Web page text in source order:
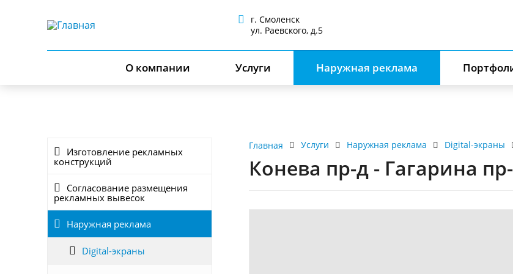
г. Смоленск
ул. Раевского, д.5
О компании Услуги Наружная реклама
Изготовление рекламных
конструкций
Согласование размещения
рекламных вывесок
Наружная реклама
Digital-экраны
Главная Услуги Наружная реклама Digital-экраны
Конева пр-д - Гагарина